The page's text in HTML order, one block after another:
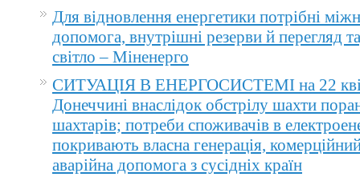
Для відновлення енергетики потрібні
допомога, внутрішні резерви й перегляд
світло – Міненерго
СИТУАЦІЯ В ЕНЕРГОСИСТЕМІ на 22
Донеччині внаслідок обстрілу шахти
шахтарів; потреби споживачів в
покривають власна генерація,
аварійна допомога з сусідніх країн